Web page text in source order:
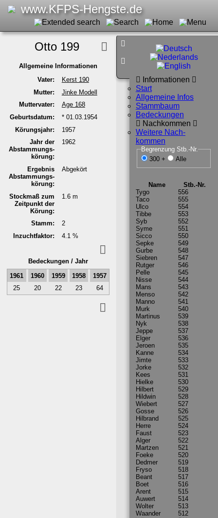
www.KFPS-Hengste.de
Otto 199
Allge­meine Informa­tionen
Vater:
Kerst 190
Mutter:
Jinke Modell
Mutter­vater:
Age 168
Geburts­datum:
* 01.03.1954
Körungs­jahr:
1957
Jahr der
Abstam­mungs­
körung:
1962
Ergeb­nis
Abstam­mungs­
körung:
Abgekört
Stockmaß zum
Zeitpunkt der
Körung:
1.6 m
Stamm:
2
In­zucht­faktor:
4.1 %
Bedeck­ungen / Jahr
1961
25
1960
20
1959
22
1958
23
1957
64
Infor­mati­onen
Start
All­ge­meine Infos
Stammbaum
Bedeck­ungen
Nach­kommen
Wei­tere Nach­
kommen
Begren­zung Stb.-Nr.
300 +
Alle
Name
Stb.-Nr.
Tygo
556
Taco
555
Ulco
554
Tibbe
553
Syb
552
Syme
551
Sicco
550
Sepke
549
Gurbe
548
Siebren
547
Rutger
546
Pelle
545
Nisse
544
Mans
543
Menso
542
Manno
541
Murk
540
Martinus
539
Nyk
538
Jeppe
537
Elger
536
Jeroen
535
Kanne
534
Jimte
533
Jorke
532
Kees
531
Hielke
530
Hilbert
529
Hildwin
528
Wiebert
527
Gosse
526
Hilbrand
525
Herre
524
Faust
523
Alger
522
Martzen
521
Foeke
520
Dedmer
519
Fryso
518
Beant
517
Boet
516
Arent
515
Auwert
514
Wolter
513
Waander
512